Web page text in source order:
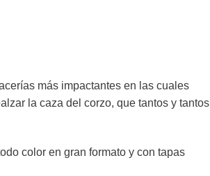
más impactantes en las cuales
la caza del corzo, que tantos y tantos
color en gran formato y con tapas